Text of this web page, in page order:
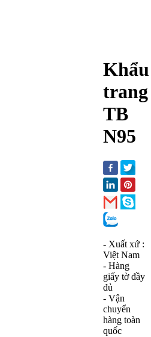
Khẩu
trang
TB
N95
- Xuất xứ :
Việt Nam
- Hàng
giấy tờ đầy
đủ
- Vận
chuyển
hàng toàn
quốc